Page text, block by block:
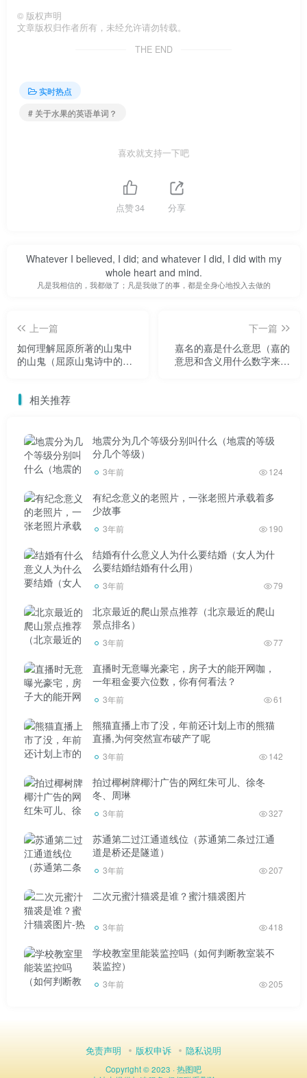
画
21.番石榴
22.覆盆子
覆盆子
23。猕猴桃还是猕猴桃
猴子桃
荔枝
25.李子
李子
葡萄柚
27.榴莲树
榴莲树
28 .山竹果
山竹果
芒果山竹[Mn含刺]山竹橙[& # 8216；Mndrn]柑橘石榴[& #
8216；Pm.rnt]石榴柚[& # 8216；PML]柚子果实以果实结
© 版权声明
文章版权归作者所有，未经允许请勿转载。
THE END
实时热点
# 关于水果的英语单词？
喜欢就支持一下吧
点赞34 分享
Whatever I believed, I did; and whatever I did, I did with my
whole heart and mind.
凡是我相信的，我都做了；凡是我做了的事，都是全身心地投入去做的
上一篇
如何理解屈原所著的山鬼中
的山鬼（屈原山鬼诗中的山
下一篇
嘉名的嘉是什么意思（嘉的
意思和含义用什么数字来取
相关推荐
地震分为几个等级分别叫什么（地震的等级
分几个等级）
3年前 124
有纪念意义的老照片，一张老照片承载着多
少故事
3年前 190
结婚有什么意义人为什么要结婚（女人为什
么要结婚结婚有什么用）
3年前 79
北京最近的爬山景点推荐（北京最近的爬山
景点排名）
3年前 77
直播时无意曝光豪宅，房子大的能开网咖，
一年租金要六位数，你有何看法？
3年前 61
熊猫直播上市了没，年前还计划上市的熊猫
直播,为何突然宣布破产了呢
3年前 142
拍过椰树牌椰汁广告的网红朱可儿、徐冬
冬、周琳
3年前 327
苏通第二过江通道线位（苏通第二条过江通
道是桥还是隧道）
3年前 207
二次元蜜汁猫裘是谁？蜜汁猫裘图片
3年前 418
学校教室里能装监控吗（如何判断教室装不
装监控）
3年前 205
免责声明 版权申诉 隐私说明
Copyright © 2023 ·热图吧